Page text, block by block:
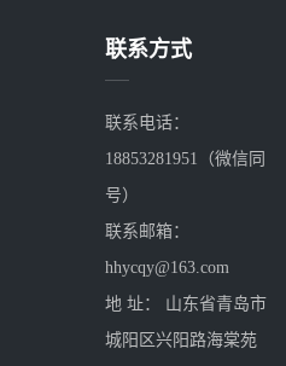
联系方式
联系电话：
18853281951（微信同
号）
联系邮箱：
hhycqy@163.com
地 址： 山东省青岛市
城阳区兴阳路海棠苑